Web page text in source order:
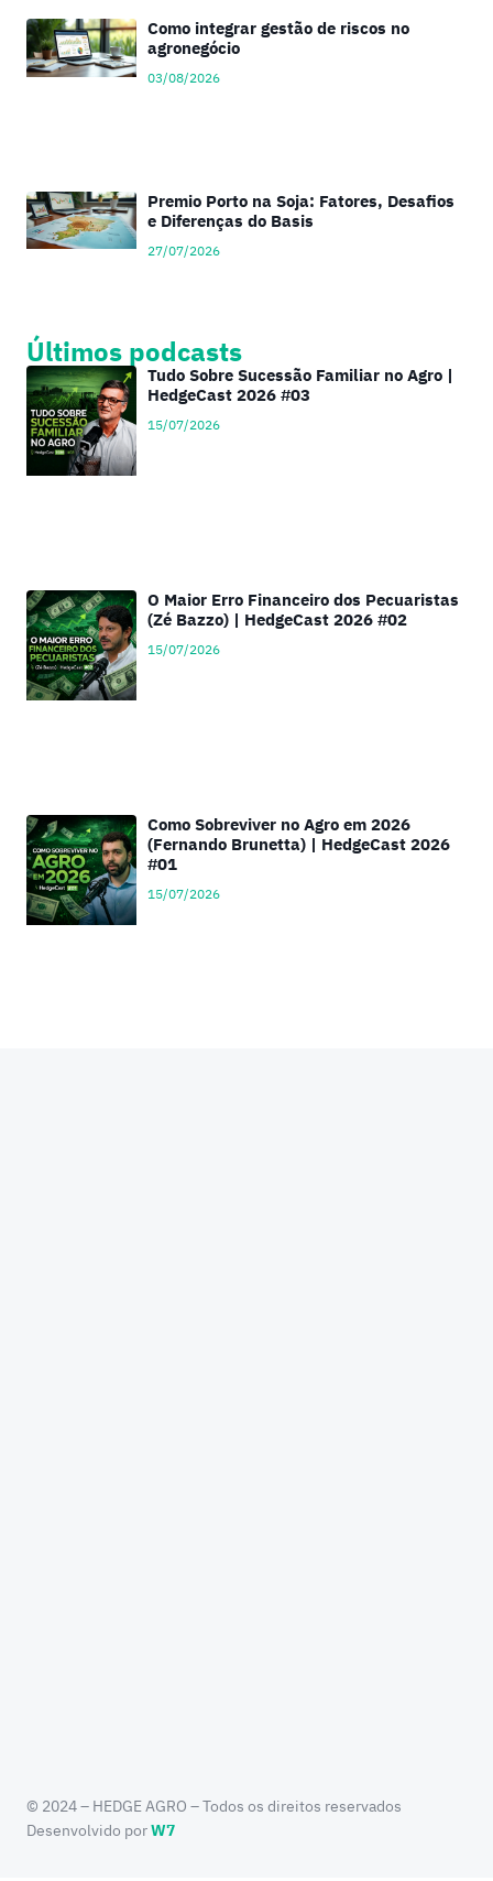
Como integrar gestão de riscos no
agronegócio
03/08/2026
Premio Porto na Soja: Fatores, Desafios
e Diferenças do Basis
27/07/2026
Últimos podcasts
Tudo Sobre Sucessão Familiar no Agro |
HedgeCast 2026 #03
15/07/2026
O Maior Erro Financeiro dos Pecuaristas
(Zé Bazzo) | HedgeCast 2026 #02
15/07/2026
Como Sobreviver no Agro em 2026
(Fernando Brunetta) | HedgeCast 2026
#01
15/07/2026
© 2024 – HEDGE AGRO – Todos os direitos reservados
Desenvolvido porW7